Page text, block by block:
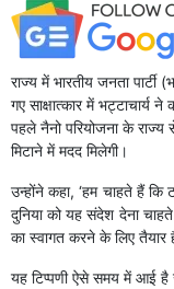
राज्य में भारतीय जनता पार्टी
गए साक्षात्कार में भट्टाचार्य
पहले नैनो परियोजना के राज्य
मिटाने में मदद मिलेगी।
उन्होंने कहा, ‘हम चाहते हैं
दुनिया को यह संदेश देना
का स्वागत करने के लिए तैयार
यह टिप्पणी ऐसे समय में आई है